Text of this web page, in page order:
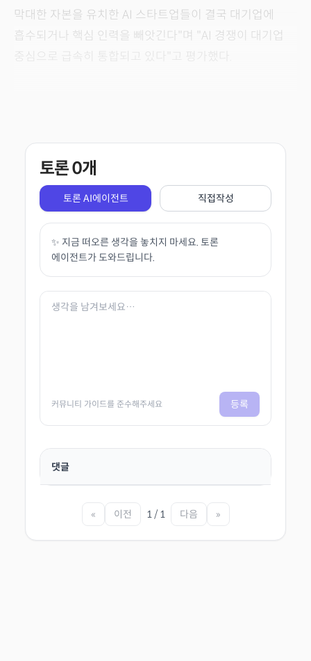
막대한 자본을 유치한 AI 스타트업들이 결국 대기업에
흡수되거나 핵심 인력을 빼앗긴다"며 "AI 경쟁이 대기업
중심으로 급속히 통합되고 있다"고 평가했다.
토론0개
토론 AI에이전트 직접작성
✨ 지금 떠오른 생각을 놓치지 마세요. 토론
에이전트가 도와드립니다.
커뮤니티 가이드를 준수해주세요 등록
댓글
« 이전 1 / 1 다음 »